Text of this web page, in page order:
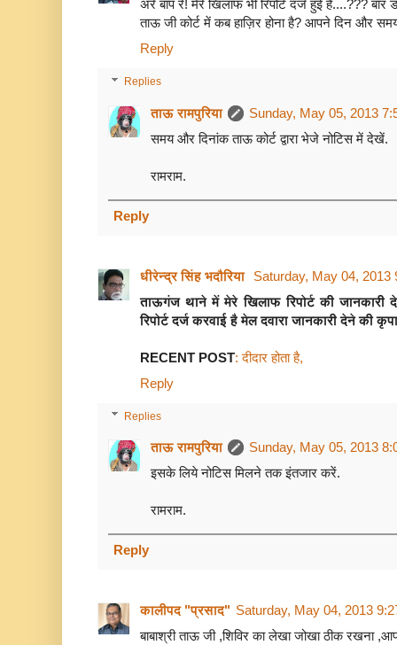
अरे बाप रे! मेरे खिलाफ भी रिपोर्ट दर्ज हुई है....??? बार
ताऊ जी कोर्ट में कब हाज़िर होना है? आपने दिन और समय
Reply
Replies
ताऊ रामपुरिया
Sunday, May 05, 2013
समय और दिनांक ताऊ कोर्ट द्वारा भेजे नोटिस में देखें.
रामराम.
Reply
धीरेन्द्र सिंह भदौरिया Saturday, May 04, 2013
ताऊगंज थाने में मेरे खिलाफ रिपोर्ट की
रिपोर्ट दर्ज करवाई है मेल दवारा जानकारी देने की
RECENT POST: दीदार होता है,
Reply
Replies
ताऊ रामपुरिया
Sunday, May 05, 2013
इसके लिये नोटिस मिलने तक इंतजार करें.
रामराम.
Reply
कालीपद "प्रसाद" Saturday, May 04, 2013
बाबाश्री ताऊ जी ,शिविर का लेखा जोखा ठीक रखना